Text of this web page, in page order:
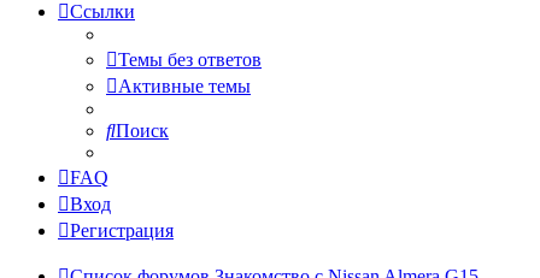
Ссылки
Темы без ответов
Активные темы
Поиск
FAQ
Вход
Регистрация